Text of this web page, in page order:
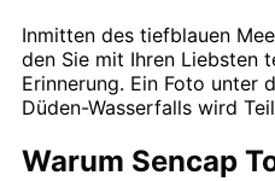
Inmitten des tiefblauen
den Sie mit Ihren Liebsten
Erinnerung. Ein Foto unter
Düden-Wasserfalls wird
Warum Sencap